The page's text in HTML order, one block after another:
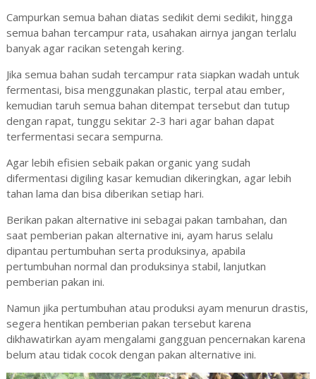
Campurkan semua bahan diatas sedikit demi sedikit, hingga
semua bahan tercampur rata, usahakan airnya jangan terlalu
banyak agar racikan setengah kering.
Jika semua bahan sudah tercampur rata siapkan wadah untuk
fermentasi, bisa menggunakan plastic, terpal atau ember,
kemudian taruh semua bahan ditempat tersebut dan tutup
dengan rapat, tunggu sekitar 2-3 hari agar bahan dapat
terfermentasi secara sempurna.
Agar lebih efisien sebaik pakan organic yang sudah
difermentasi digiling kasar kemudian dikeringkan, agar lebih
tahan lama dan bisa diberikan setiap hari.
Berikan pakan alternative ini sebagai pakan tambahan, dan
saat pemberian pakan alternative ini, ayam harus selalu
dipantau pertumbuhan serta produksinya, apabila
pertumbuhan normal dan produksinya stabil, lanjutkan
pemberian pakan ini.
Namun jika pertumbuhan atau produksi ayam menurun drastis,
segera hentikan pemberian pakan tersebut karena
dikhawatirkan ayam mengalami gangguan pencernakan karena
belum atau tidak cocok dengan pakan alternative ini.